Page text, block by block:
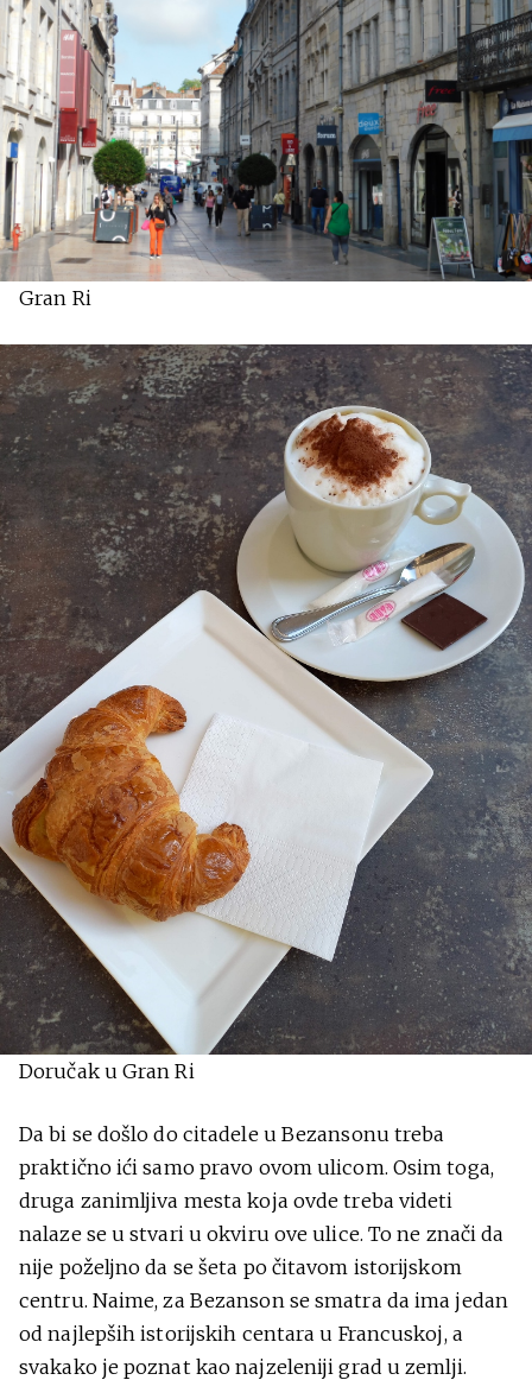
Gran Ri
Doručak u Gran Ri
Da bi se došlo do citadele u Bezansonu treba
praktično ići samo pravo ovom ulicom. Osim toga,
druga zanimljiva mesta koja ovde treba videti
nalaze se u stvari u okviru ove ulice. To ne znači da
nije poželjno da se šeta po čitavom istorijskom
centru. Naime, za Bezanson se smatra da ima jedan
od najlepših istorijskih centara u Francuskoj, a
svakako je poznat kao najzeleniji grad u zemlji.